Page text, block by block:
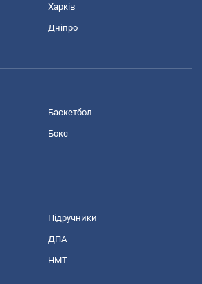
Харків
Дніпро
Баскетбол
Бокс
Підручники
ДПА
НМТ